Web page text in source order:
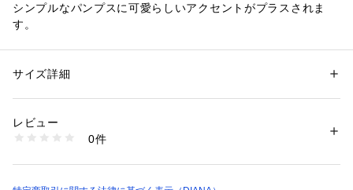
シンプルなパンプスに可愛らしいアクセントがプラスされま
す。
性別：レディース
素材：合成繊維
商品番号：
GC43831 （ショップ）
サイズ詳細
レビュー
0件